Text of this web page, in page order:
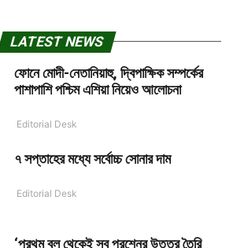
LATEST NEWS
ফোনে মোদী-নেতানিয়াহু, দ্বিপাক্ষিক সম্পর্কের
পাশাপাশি পশ্চিম এশিয়া নিয়েও আলোচনা
Editorial Desk
৭ সপ্তাহের মধ্যে সর্বোচ্চ সোনার দাম
Editorial Desk
‘প্রথম বল থেকেই সব প্রশ্নের উত্তর তৈরি